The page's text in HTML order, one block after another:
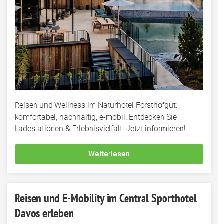
Reisen und Wellness im Naturhotel Forsthofgut:
komfortabel, nachhaltig, e-mobil. Entdecken Sie
Ladestationen & Erlebnisvielfalt. Jetzt informieren!
Weiterlesen
Reisen und E-Mobility im Central Sporthotel
Davos erleben